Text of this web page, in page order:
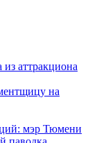
аттракциона
на
мэр Тюмени